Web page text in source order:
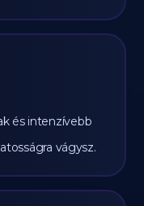
és intenzívebb
vágysz.